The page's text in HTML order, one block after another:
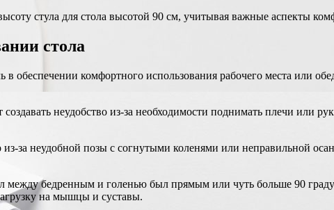
стула для стола высотой 90 см, учитывая важные аспекты
стола
обеспечении комфортного использования рабочего места или
неудобство из-за необходимости поднимать плечи или
за неудобной позы с согнутыми коленями или неправильной
между бедренным и голенью был прямым или чуть больше 90
на мышцы и суставы.